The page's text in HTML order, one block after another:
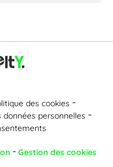
des cookies
personnelles
Gestion des cookies